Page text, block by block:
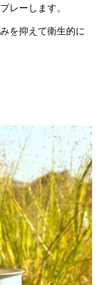
レーします。
を抑えて衛生的に